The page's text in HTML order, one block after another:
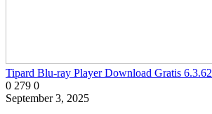
Tipard Blu-ray Player Download Gratis 6.3.62
0 279 0
September 3, 2025